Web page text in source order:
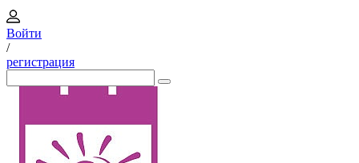
Войти
/
регистрация